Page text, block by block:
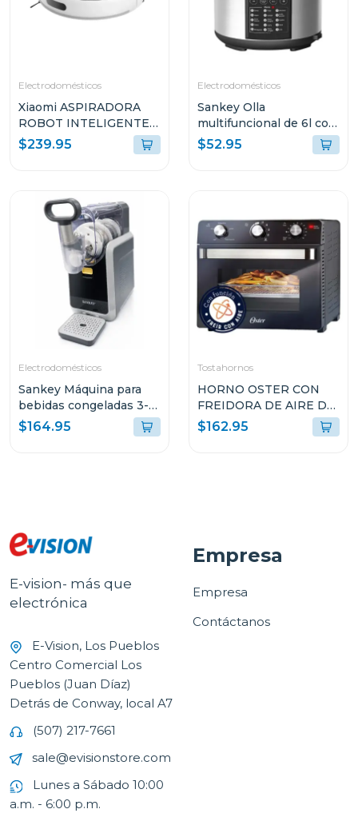
Electrodomésticos
Xiaomi ASPIRADORA
ROBOT INTELIGENTE
2-EN-1 SUCCIÓN
10000PA SENSOR LDS
$239.95
Electrodomésticos
Sankey Olla
multifuncional de 6l con
15 funciones para
cocinar ke65d
$52.95
Electrodomésticos
Sankey Máquina para
bebidas congeladas 3-
en-1 con pantalla tactil
sl2001
$164.95
Tostahornos
HORNO OSTER CON
FREIDORA DE AIRE DE
22L CON
RECUBRIMIENTO
$162.95
E-vision- más que
electrónica
E-Vision, Los Pueblos
Centro Comercial Los
Pueblos (Juan Díaz)
Detrás de Conway, local A7
(507) 217-7661
sale@evisionstore.com
Lunes a Sábado 10:00
a.m. - 6:00 p.m.
Empresa
Empresa
Contáctanos